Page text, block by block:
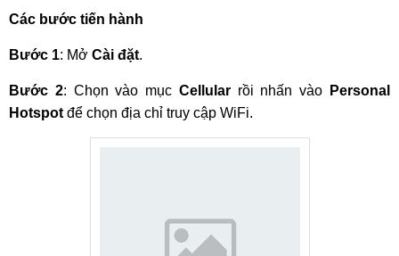
Các bước tiến hành
Bước 1: Mở Cài đặt.
Bước 2: Chọn vào mục Cellularrồi nhấn vào
Personal
Hotspot để chọn địa chỉ truy cập WiFi.